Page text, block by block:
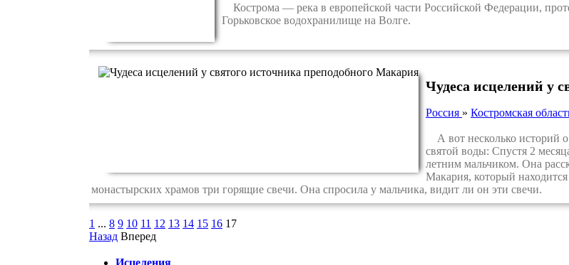
Кострома — река в европейской части Российской Федерации,
Горьковское водохранилище на Волге.
Чудеса исцелений у
Россия » Костромская
А вот несколько историй
святой воды: Спустя 2
летним мальчиком. Она
Макария, который
монастырских храмов три горящие свечи. Она спросила у мальчика, видит ли он эти свечи.
1 ... 8 9 10 11 12 13 14 15 16 17
Назад Вперед